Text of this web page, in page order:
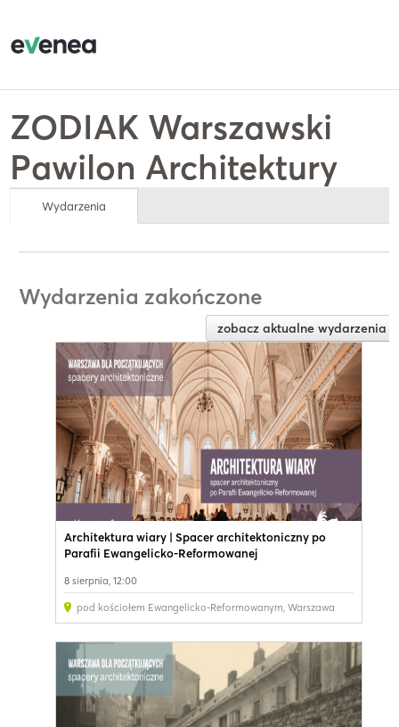
ZODIAK Warszawski
Pawilon Architektury
Wydarzenia
Wydarzenia zakończone
zobacz aktualne wydarzenia
Architektura wiary | Spacer architektoniczny po
Parafii Ewangelicko-Reformowanej
8 sierpnia, 12:00
pod kościołem Ewangelicko-Reformowanym, Warszawa